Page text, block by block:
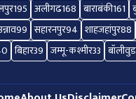
195 अलीगढ168 बाराबंकी161
99 सहारनपुर94 शाहजहांपुर88
बिहार39 जम्मू-कश्मीर33 बॉलीवुड